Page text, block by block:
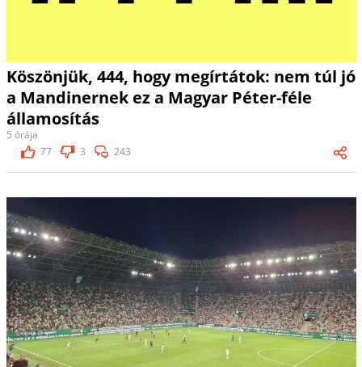
Köszönjük, 444, hogy megírtátok: nem túl jó
a Mandinernek ez a Magyar Péter-féle
államosítás
5 órája
77
3 243